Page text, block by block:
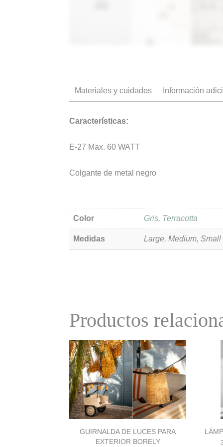
Materiales y cuidados Información
Características:
E-27 Max. 60 WATT
Colgante de metal negro
Color Gris, Terracotta
Medidas Large, Medium, Small
Productos
GUIRNALDA DE LUCES PARA
EXTERIOR BORELY